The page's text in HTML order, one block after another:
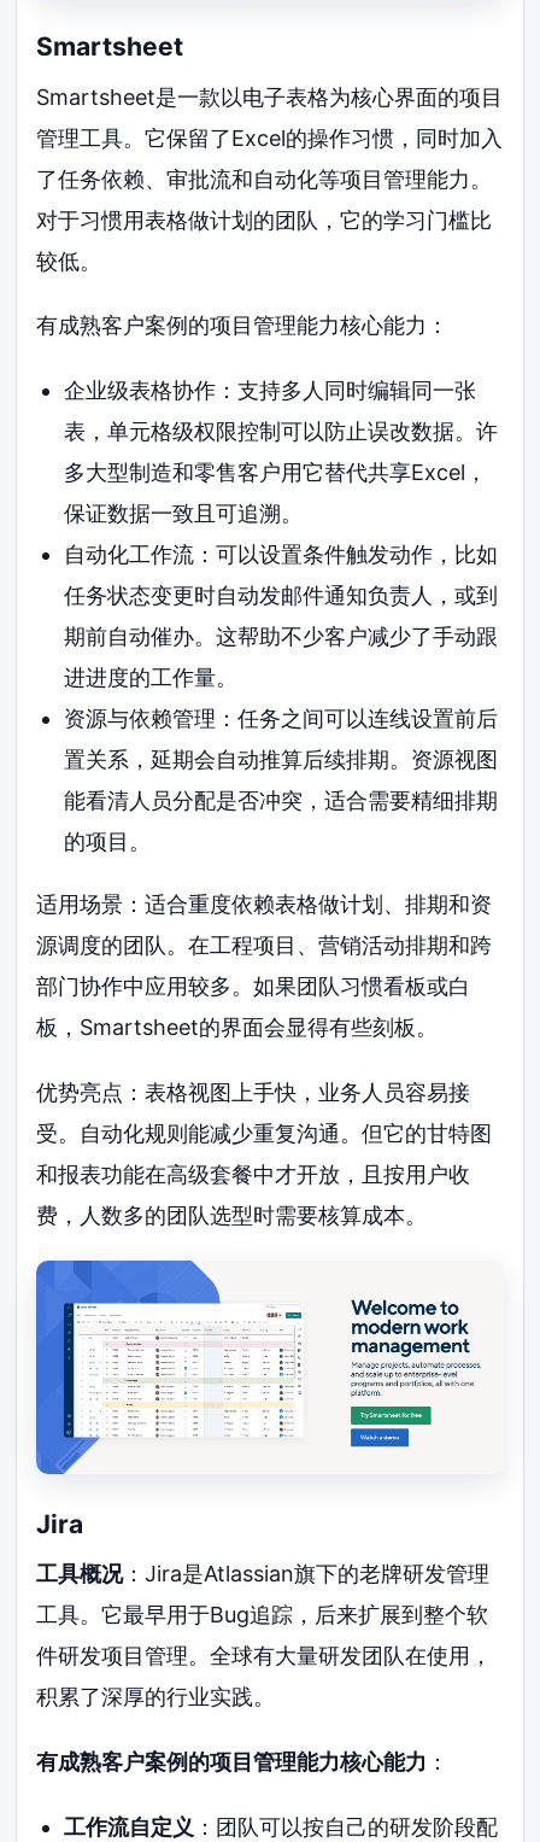
Smartsheet
Smartsheet是一款以电子表格为核心界面的项目
管理工具。它保留了Excel的操作习惯，同时加入
了任务依赖、审批流和自动化等项目管理能力。
对于习惯用表格做计划的团队，它的学习门槛比
较低。
有成熟客户案例的项目管理能力核心能力：
企业级表格协作：支持多人同时编辑同一张
表，单元格级权限控制可以防止误改数据。许
多大型制造和零售客户用它替代共享Excel，
保证数据一致且可追溯。
自动化工作流：可以设置条件触发动作，比如
任务状态变更时自动发邮件通知负责人，或到
期前自动催办。这帮助不少客户减少了手动跟
进进度的工作量。
资源与依赖管理：任务之间可以连线设置前后
置关系，延期会自动推算后续排期。资源视图
能看清人员分配是否冲突，适合需要精细排期
的项目。
适用场景：适合重度依赖表格做计划、排期和资
源调度的团队。在工程项目、营销活动排期和跨
部门协作中应用较多。如果团队习惯看板或白
板，Smartsheet的界面会显得有些刻板。
优势亮点：表格视图上手快，业务人员容易接
受。自动化规则能减少重复沟通。但它的甘特图
和报表功能在高级套餐中才开放，且按用户收
费，人数多的团队选型时需要核算成本。
Jira
工具概况：Jira是Atlassian旗下的老牌研发管理
工具。它最早用于Bug追踪，后来扩展到整个软
件研发项目管理。全球有大量研发团队在使用，
积累了深厚的行业实践。
有成熟客户案例的项目管理能力核心能力 ：
工作流自定义 ：团队可以按自己的研发阶段配